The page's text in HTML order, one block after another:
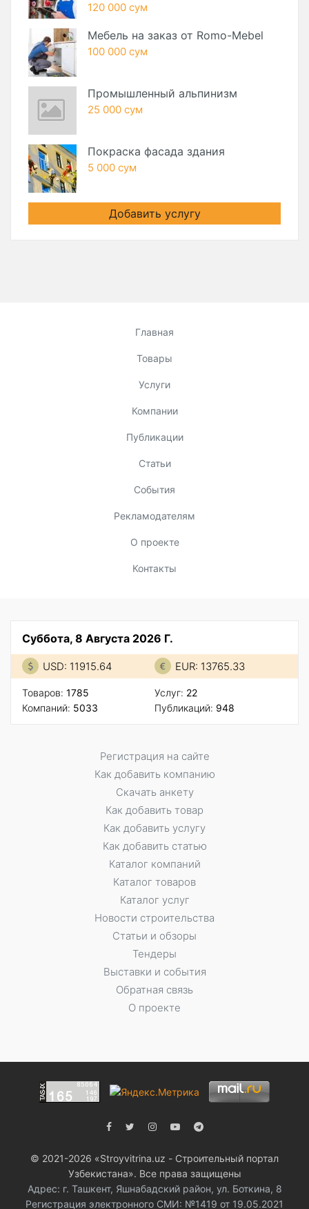
120 000 сум
Мебель на заказ от Romo-Mebel
100 000 сум
Промышленный альпинизм
25 000 сум
Покраска фасада здания
5 000 сум
Добавить услугу
Главная
Товары
Услуги
Компании
Публикации
Статьи
События
Рекламодателям
О проекте
Контакты
Суббота, 8 Августа 2026 Г.
USD: 11915.64 EUR: 13765.33
Товаров: 1785
Компаний: 5033
Услуг: 22
Публикаций: 948
Регистрация на сайте
Как добавить компанию
Скачать анкету
Как добавить товар
Как добавить услугу
Как добавить статью
Каталог компаний
Каталог товаров
Каталог услуг
Новости строительства
Статьи и обзоры
Тендеры
Выставки и события
Обратная связь
О проекте
© 2021-2026 «Stroyvitrina.uz - Строительный портал
Узбекистана». Все права защищены
Адрес: г. Ташкент, Яшнабадский район, ул. Боткина, 8
Регистрация электронного СМИ: №1419 от 19.05.2021